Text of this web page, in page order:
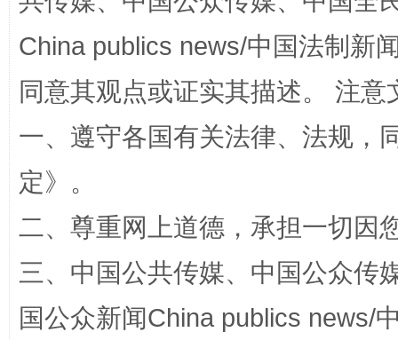
China publics news/中国法制新
同意其观点或证实其描述。 注
一、遵守各国有关法律、法规，
定》。
二、尊重网上道德，承担一切因
三、中国公共传媒、中国公众传
国公众新闻China publics news/